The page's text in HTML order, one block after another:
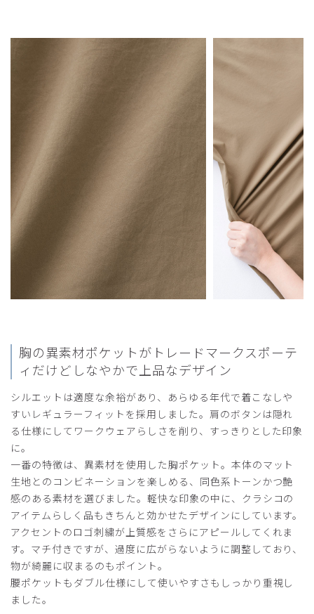
よく、色味から汗染みを心配していたのですが、全く問題な
し、動きに添った伸縮性や、軽さ、デザインパーフェクトス
A31メンズ:スクラブトップス・MOVE/ベージ
役に立った
胸の異素材ポケットがトレードマーク スポーテ
ィだけどしなやかで上品なデザイン
シルエットは適度な余裕があり、あらゆる年代で着こなしや
すいレギュラーフィットを採用しました。肩のボタンは隠れ
る仕様にしてワークウェアらしさを削り、すっきりとした印象
に。
一番の特徴は、異素材を使用した胸ポケット。本体のマット
生地とのコンビネーションを楽しめる、同色系トーンかつ艶
感のある素材を選びました。軽快な印象の中に、クラシコの
アイテムらしく品もきちんと効かせたデザインにしています。
アクセントのロゴ刺繍が上質感をさらにアピールしてくれま
す。マチ付きですが、過度に広がらないように調整しており、
物が綺麗に収まるのもポイント。
腰ポケットもダブル仕様にして使いやすさもしっかり重視し
ました。